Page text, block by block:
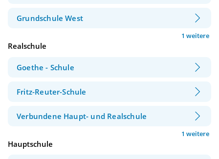
Grundschule West
1 weitere
Realschule
Goethe - Schule
Fritz-Reuter-Schule
Verbundene Haupt- und Realschule
1 weitere
Hauptschule